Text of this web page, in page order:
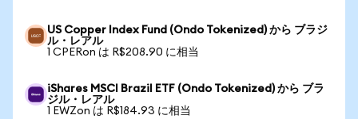
US Copper Index Fund (Ondo Tokenized) から ブラジ
ル・レアル
1 CPERon は R$208.90 に相当
iShares MSCI Brazil ETF (Ondo Tokenized) から ブラ
ジル・レアル
1 EWZon は R$184.93 に相当